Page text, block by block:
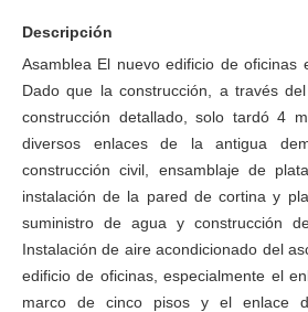
Descripción
Asamblea El nuevo edificio de oficinas
Dado que la construcción, a través
construcción detallado, solo tardó 4
diversos enlaces de la antigua
construcción civil, ensamblaje de
instalación de la pared de cortina y
suministro de agua y construcción
Instalación de aire acondicionado del
edificio de oficinas, especialmente el
marco de cinco pisos y el enlace